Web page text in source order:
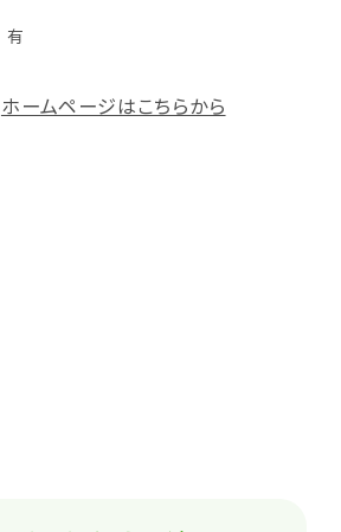
有
ホームページはこちらから